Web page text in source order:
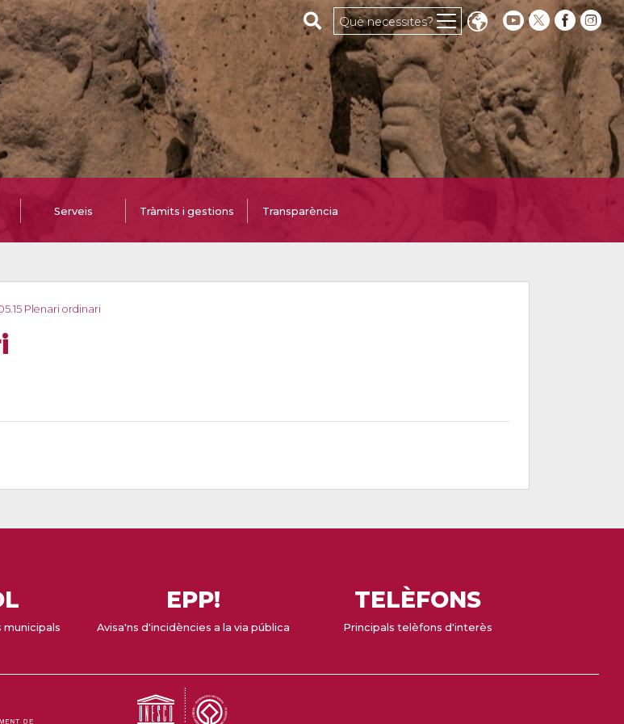
Cerca al web
Què necessites?
Serveis Tràmits i gestions Transparència
Plenari ordinari
municipals
EPP!
Avisa'ns d'incidències a la via pública
TELÈFONS
Principals telèfons d'interès